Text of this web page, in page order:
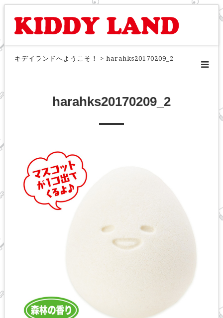
キデイランドへようこそ！ > harahks20170209_2
harahks20170209_2